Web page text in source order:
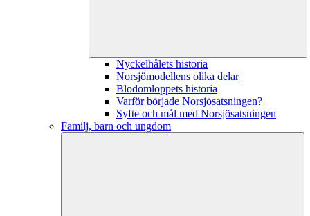
Nyckelhålets historia
Norsjömodellens olika delar
Blodomloppets historia
Varför började Norsjösatsningen?
Syfte och mål med Norsjösatsningen
Familj, barn och ungdom